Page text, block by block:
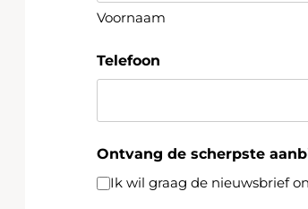
Voornaam
Telefoon
Ontvang de scherpste
Ik wil graag de nieuwsbrief